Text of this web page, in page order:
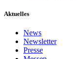
Aktuelles
News
Newsletter
Presse